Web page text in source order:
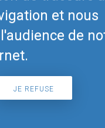
et nous
de
JE REFUSE